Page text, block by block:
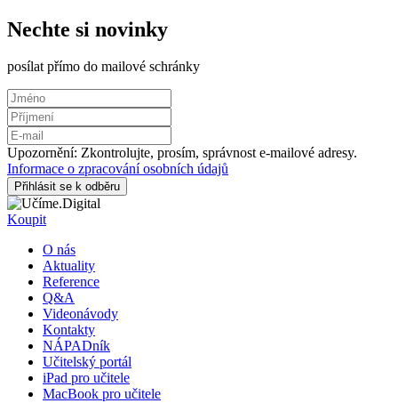
Nechte si novinky
posílat přímo do mailové schránky
Upozornění: Zkontrolujte, prosím, správnost e-mailové adresy.
Informace o zpracování osobních údajů
Přihlásit se k odběru
Koupit
O nás
Aktuality
Reference
Q&A
Videonávody
Kontakty
NÁPADník
Učitelský portál
iPad pro učitele
MacBook pro učitele